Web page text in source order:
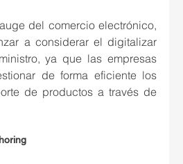
del comercio electrónico,
a considerar el digitalizar
ya que las empresas
de forma eficiente los
de productos a través de